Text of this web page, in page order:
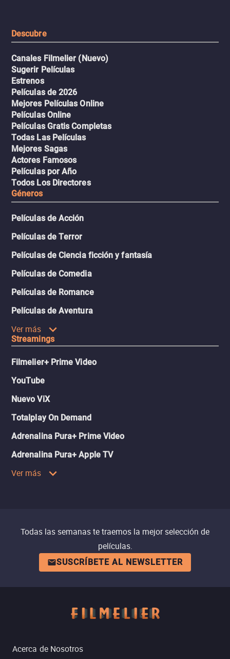
Descubre
Canales Filmelier (Nuevo)
Sugerir Películas
Estrenos
Películas de 2026
Mejores Películas Online
Películas Online
Películas Gratis Completas
Todas Las Películas
Mejores Sagas
Actores Famosos
Películas por Año
Todos Los Directores
Géneros
Películas de Acción
Películas de Terror
Películas de Ciencia ficción y fantasía
Películas de Comedia
Películas de Romance
Películas de Aventura
Ver más
Streamings
Filmelier+ Prime Video
YouTube
Nuevo ViX
Totalplay On Demand
Adrenalina Pura+ Prime Video
Adrenalina Pura+ Apple TV
Ver más
Todas las semanas te traemos la mejor selección de
películas.
SUSCRÍBETE AL NEWSLETTER
Acerca de Nosotros